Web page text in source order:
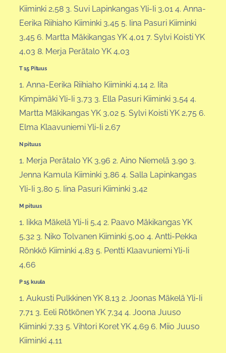
Kiiminki 2,58 3. Suvi Lapinkangas Yli-Ii 3,01 4. Anna-
Eerika Riihiaho Kiiminki 3,45 5. Iina Pasuri Kiiminki
3,45 6. Martta Mäkikangas YK 4,01 7. Sylvi Koisti YK
4,03 8. Merja Perätalo YK 4,03
T 15 Pituus
1. Anna-Eerika Riihiaho Kiiminki 4,14 2. Iita
Kimpimäki Yli-Ii 3,73 3. Ella Pasuri Kiiminki 3,54 4.
Martta Mäkikangas YK 3,02 5. Sylvi Koisti YK 2,75 6.
Elma Klaavuniemi Yli-Ii 2,67
N pituus
1. Merja Perätalo YK 3,96 2. Aino Niemelä 3,90 3.
Jenna Kamula Kiiminki 3,86 4. Salla Lapinkangas
Yli-Ii 3,80 5. Iina Pasuri Kiiminki 3,42
M pituus
1. Iikka Mäkelä Yli-Ii 5,4 2. Paavo Mäkikangas YK
5,32 3. Niko Tolvanen Kiiminki 5,00 4. Antti-Pekka
Rönkkö Kiiminki 4,83 5. Pentti Klaavuniemi Yli-Ii
4,66
P 15 kuula
1. Aukusti Pulkkinen YK 8,13 2. Joonas Mäkelä Yli-Ii
7,71 3. Eeli Rötkönen YK 7,34 4. Joona Juuso
Kiiminki 7,33 5. Vihtori Koret YK 4,69 6. Miio Juuso
Kiiminki 4,11